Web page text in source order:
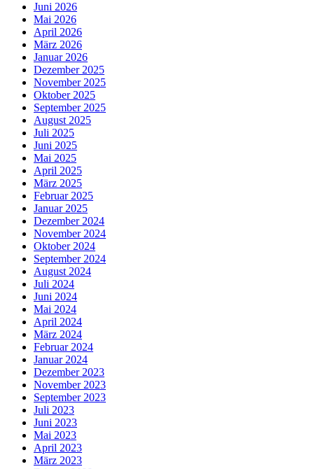
Juni 2026
Mai 2026
April 2026
März 2026
Januar 2026
Dezember 2025
November 2025
Oktober 2025
September 2025
August 2025
Juli 2025
Juni 2025
Mai 2025
April 2025
März 2025
Februar 2025
Januar 2025
Dezember 2024
November 2024
Oktober 2024
September 2024
August 2024
Juli 2024
Juni 2024
Mai 2024
April 2024
März 2024
Februar 2024
Januar 2024
Dezember 2023
November 2023
September 2023
Juli 2023
Juni 2023
Mai 2023
April 2023
März 2023